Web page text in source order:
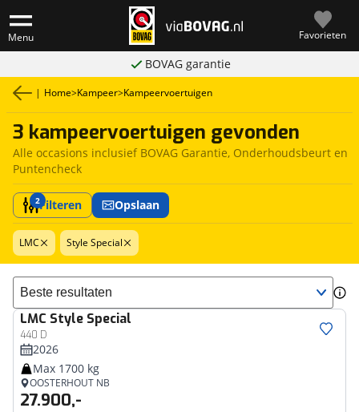
Menu Favorieten
BOVAG garantie
| Home>Kampeer>Kampeervoertuigen
3 kampeervoertuigen gevonden
Alle occasions inclusief BOVAG Garantie, Onderhoudsbeurt en
Puntencheck
2Filteren Opslaan
LMC Style Special
Sorteer resultaten
LMC Style Special
440 D
2026
Max 1700 kg
OOSTERHOUT NB
27.900,-